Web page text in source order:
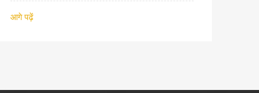
धमकी मिली, जिससे एक ही सेंडर पर शक गहरा है।
आगे पढ़ें